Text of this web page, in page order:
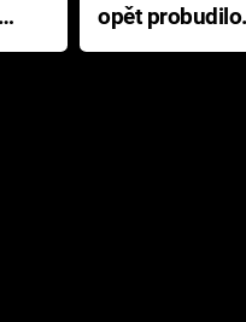
opět
přichází s